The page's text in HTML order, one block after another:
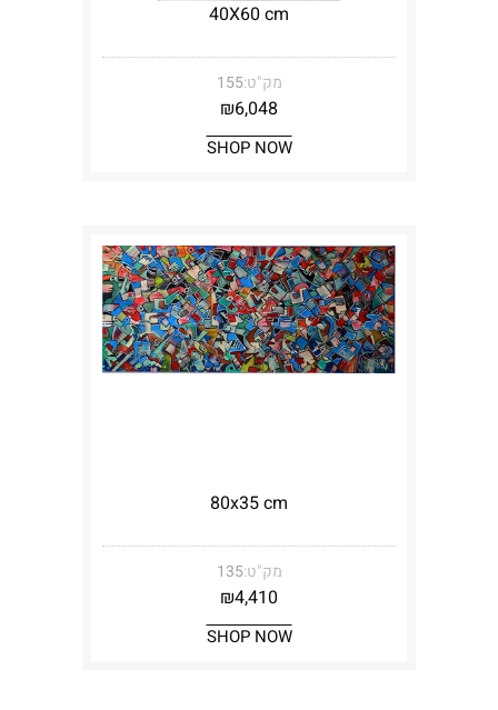
40X60 cm
מק"ט:155
₪6,048
SHOP NOW
80x35 cm
מק"ט:135
₪4,410
SHOP NOW